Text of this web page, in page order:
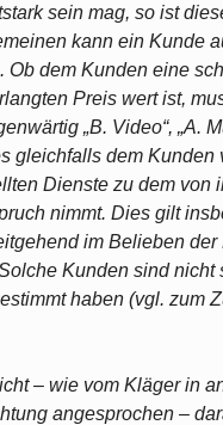
sein mag, so ist
kann ein Kunde
Ob dem Kunden eine
Preis wert ist,
„B. Video“, „A.
gleichfalls dem
Dienste zu dem von
nimmt. Dies gilt
im Belieben
Kunden sind
haben (vgl. zum
– wie vom Kläger in
angesprochen –